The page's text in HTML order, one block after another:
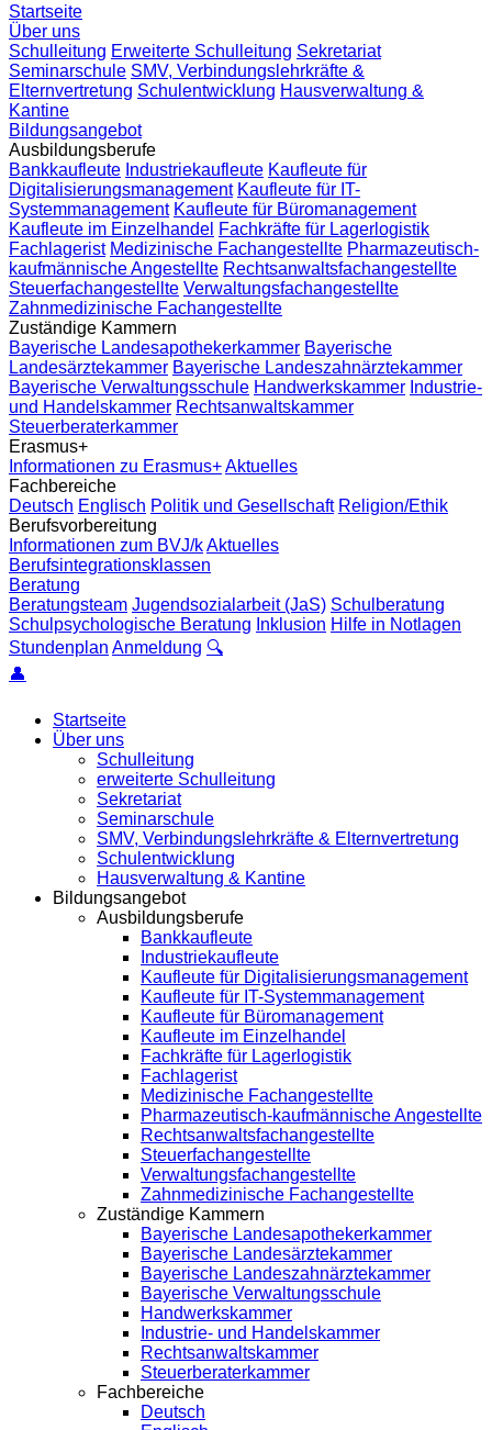
Startseite
Über uns
Schulleitung Erweiterte Schulleitung Sekretariat
Seminarschule SMV, Verbindungslehrkräfte &
Elternvertretung Schulentwicklung Hausverwaltung &
Kantine
Bildungsangebot
Ausbildungsberufe
Bankkaufleute Industriekaufleute Kaufleute für
Digitalisierungsmanagement Kaufleute für IT-
Systemmanagement Kaufleute für Büromanagement
Kaufleute im Einzelhandel Fachkräfte für Lagerlogistik
Fachlagerist Medizinische Fachangestellte Pharmazeutisch-
kaufmännische Angestellte Rechtsanwaltsfachangestellte
Steuerfachangestellte Verwaltungsfachangestellte
Zahnmedizinische Fachangestellte
Zuständige Kammern
Bayerische Landesapothekerkammer Bayerische
Landesärztekammer Bayerische Landeszahnärztekammer
Bayerische Verwaltungsschule Handwerkskammer Industrie-
und Handelskammer Rechtsanwaltskammer
Steuerberaterkammer
Erasmus+
Informationen zu Erasmus+Aktuelles
Fachbereiche
Deutsch Englisch Politik und Gesellschaft Religion/Ethik
Berufsvorbereitung
Informationen zum BVJ/kAktuelles
Berufsintegrationsklassen
Beratung
Beratungsteam Jugendsozialarbeit (JaS) Schulberatung
Schulpsychologische Beratung Inklusion Hilfe in Notlagen
Stundenplan Anmeldung 🔍
👤
Startseite
Über uns
Schulleitung
erweiterte Schulleitung
Sekretariat
Seminarschule
SMV, Verbindungslehrkräfte & Elternvertretung
Schulentwicklung
Hausverwaltung & Kantine
Bildungsangebot
Ausbildungsberufe
Bankkaufleute
Industriekaufleute
Kaufleute für Digitalisierungsmanagement
Kaufleute für IT-Systemmanagement
Kaufleute für Büromanagement
Kaufleute im Einzelhandel
Fachkräfte für Lagerlogistik
Fachlagerist
Medizinische Fachangestellte
Pharmazeutisch-kaufmännische Angestellte
Rechtsanwaltsfachangestellte
Steuerfachangestellte
Verwaltungsfachangestellte
Zahnmedizinische Fachangestellte
Zuständige Kammern
Bayerische Landesapothekerkammer
Bayerische Landesärztekammer
Bayerische Landeszahnärztekammer
Bayerische Verwaltungsschule
Handwerkskammer
Industrie- und Handelskammer
Rechtsanwaltskammer
Steuerberaterkammer
Fachbereiche
Deutsch